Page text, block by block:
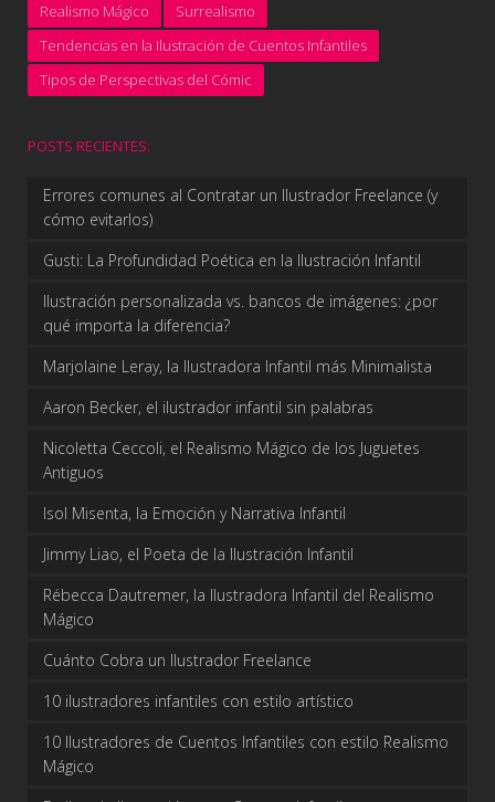
Realismo Mágico
Surrealismo
Tendencias en la Ilustración de Cuentos Infantiles
Tipos de Perspectivas del Cómic
POSTS RECIENTES:
Errores comunes al Contratar un Ilustrador Freelance (y
cómo evitarlos)
Gusti: La Profundidad Poética en la Ilustración Infantil
Ilustración personalizada vs. bancos de imágenes: ¿por
qué importa la diferencia?
Marjolaine Leray, la Ilustradora Infantil más Minimalista
Aaron Becker, el ilustrador infantil sin palabras
Nicoletta Ceccoli, el Realismo Mágico de los Juguetes
Antiguos
Isol Misenta, la Emoción y Narrativa Infantil
Jimmy Liao, el Poeta de la Ilustración Infantil
Rébecca Dautremer, la Ilustradora Infantil del Realismo
Mágico
Cuánto Cobra un Ilustrador Freelance
10 ilustradores infantiles con estilo artístico
10 Ilustradores de Cuentos Infantiles con estilo Realismo
Mágico